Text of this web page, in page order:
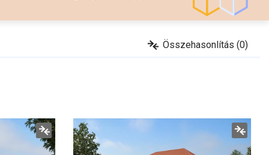
Összehasonlítás (0)